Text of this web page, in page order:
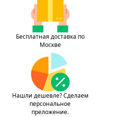
Бесплатная доставка по
Москве
Нашли дешевле? Сделаем
персональное
преложение.